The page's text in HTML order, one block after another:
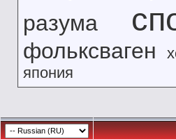
разума
фольксваген
япония